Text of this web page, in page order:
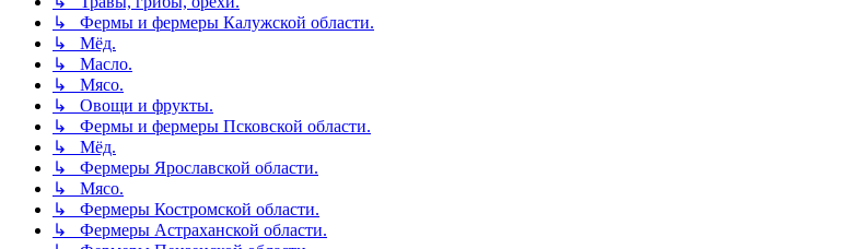
↳ Фермы и фермеры Калужской области.
↳ Мёд.
↳ Масло.
↳ Мясо.
↳ Овощи и фрукты.
↳ Фермы и фермеры Псковской области.
↳ Мёд.
↳ Фермеры Ярославской области.
↳ Мясо.
↳ Фермеры Костромской области.
↳ Фермеры Астраханской области.